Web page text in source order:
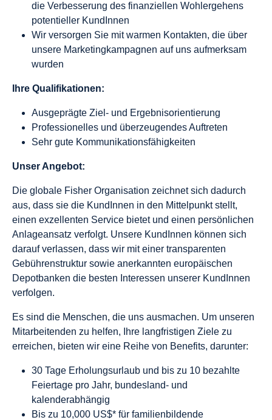
die Verbesserung des finanziellen Wohlergehens
potentieller KundInnen
Wir versorgen Sie mit warmen Kontakten, die über
unsere Marketingkampagnen auf uns aufmerksam
wurden
Ihre Qualifikationen:
Ausgeprägte Ziel- und Ergebnisorientierung
Professionelles und überzeugendes Auftreten
Sehr gute Kommunikationsfähigkeiten
Unser Angebot:
Die globale Fisher Organisation zeichnet sich dadurch
aus, dass sie die KundInnen in den Mittelpunkt stellt,
einen exzellenten Service bietet und einen persönlichen
Anlageansatz verfolgt. Unsere KundInnen können sich
darauf verlassen, dass wir mit einer transparenten
Gebührenstruktur sowie anerkannten europäischen
Depotbanken die besten Interessen unserer KundInnen
verfolgen.
Es sind die Menschen, die uns ausmachen. Um unseren
Mitarbeitenden zu helfen, Ihre langfristigen Ziele zu
erreichen, bieten wir eine Reihe von Benefits, darunter:
30 Tage Erholungsurlaub und bis zu 10 bezahlte
Feiertage pro Jahr, bundesland- und
kalenderabhängig
Bis zu 10,000 US$* für familienbildende